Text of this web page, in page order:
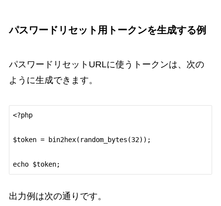
パスワードリセット用トークンを生成する例
パスワードリセットURLに使うトークンは、次の
ように生成できます。
<?php
$token = bin2hex(random_bytes(32));
出力例は次の通りです。